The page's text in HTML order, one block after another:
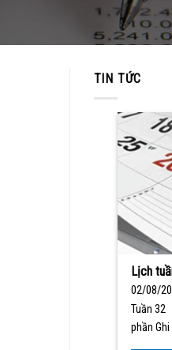
TIN TỨC
Lịch
02/08/
Tuần 32
phần